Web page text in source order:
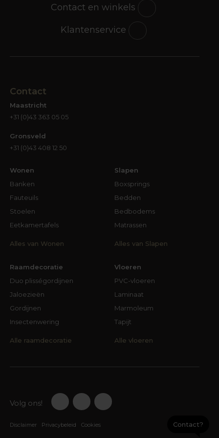
voor ogen welke stijl in jouw interieur de
boventoon voert? Dan kun je al aardig gericht te
werk gaan. Maar het kan natuurlijk ook zo zijn dat
Waar je bij de aanschaf van een salontafel naar
kunt kijken, zijn de kleuren en materialen van
meubels en accessoires die bij de tafel in de
voordeel van die donkere vloer is dat er heel
veel materialen en kleuren tafels bij passen. Een
houtkleurige tafel op een houten vloer vergt iets
meer ‘denkwerk’. Twee kleuren of soorten hout
vloeken. Onze interieurstylisten stellen hun
beschikking.
Beslissen maar…
Een salontafel (of een kast, een bank, een bed of
een fauteuil) schaf je waarschijnlijk niet wekelijks
meubelen al snel meerdere jaren. Bij de aanschaf
te werk gaan. Als het meubel er eenmaal staat,
al de stijl die bij je past. Hou je van een stoere
look, met metaal en robuust hout? Dan past de
industriële stijl wel bij jou. Word je blij van donker
Contact en winkels
Klantenservice
Contact
Maastricht
+31 (0)43 363 05 05
Gronsveld
+31 (0)43 408 12 50
Wonen
Banken
Fauteuils
Stoelen
Eetkamertafels
Alles van Wonen
Slapen
Boxsprings
Bedden
Bedbodems
Matrassen
Alles van Slapen
Raamdecoratie
Duo plisségordijnen
Jaloezieën
Gordijnen
Insectenwering
Alle raamdecoratie
Vloeren
PVC-vloeren
Laminaat
Marmoleum
Tapijt
Alle vloeren
Volg ons!
Disclaimer Privacybeleid Cookies Contact?